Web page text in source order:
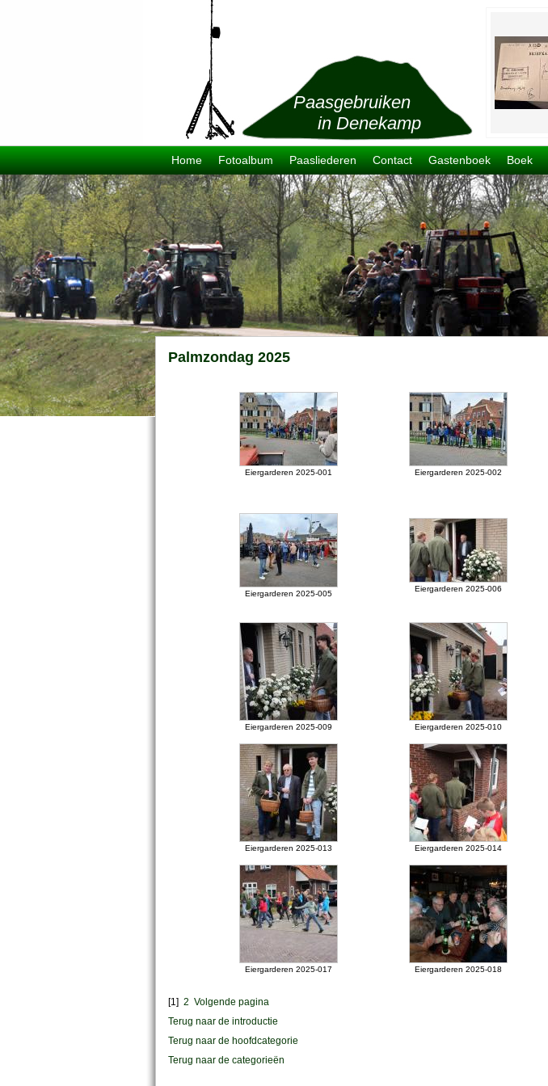
Paasgebruiken
in Denekamp
Home Fotoalbum Paasliederen Contact Gastenboek Boek
Palmzondag 2025
Eiergarderen 2025-001 Eiergarderen 2025-002
Eiergarderen 2025-005
Eiergarderen 2025-006
Eiergarderen 2025-009 Eiergarderen 2025-010
Eiergarderen 2025-013 Eiergarderen 2025-014
Eiergarderen 2025-017 Eiergarderen 2025-018
[1] 2 Volgende pagina
Terug naar de introductie
Terug naar de hoofdcategorie
Terug naar de categorieën